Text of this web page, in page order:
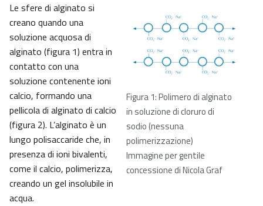
Figura 1: Polimero di alginato
in soluzione di cloruro di
sodio (nessuna
polimerizzazione)
Immagine per gentile
concessione di Nicola Graf
Le sfere di alginato si
creano quando una
soluzione acquosa di
alginato (figura 1) entra in
contatto con una
soluzione contenente ioni
calcio, formando una
pellicola di alginato di calcio
(figura 2). L’alginato è un
lungo polisaccaride che, in
presenza di ioni bivalenti,
come il calcio, polimerizza,
creando un gel insolubile in
acqua.